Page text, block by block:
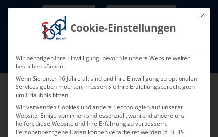
Skip
Fort- und Weiterbildung I Termine
Mit
Cookie-Einstellungen
Wir benötigen Ihre Einwilligung, bevor Sie unsere Website weiter
besuchen können.
Wenn Sie unter 16 Jahre alt sind und Ihre Einwilligung zu optionalen
Services geben möchten, müssen Sie Ihre Erziehungsberechtigten
um Erlaubnis bitten.
Wir verwenden Cookies und andere Technologien auf unserer
Website. Einige von ihnen sind essenziell, während andere uns
helfen, diese Website und Ihre Erfahrung zu verbessern.
Personenbezogene Daten können verarbeitet werden (z. B. IP-